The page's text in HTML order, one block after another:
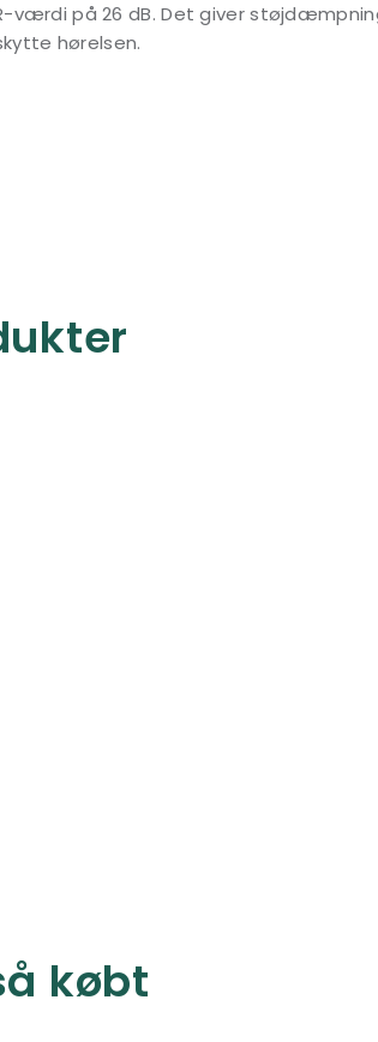
værdi på 26 dB. Det giver
hørelsen.
købt